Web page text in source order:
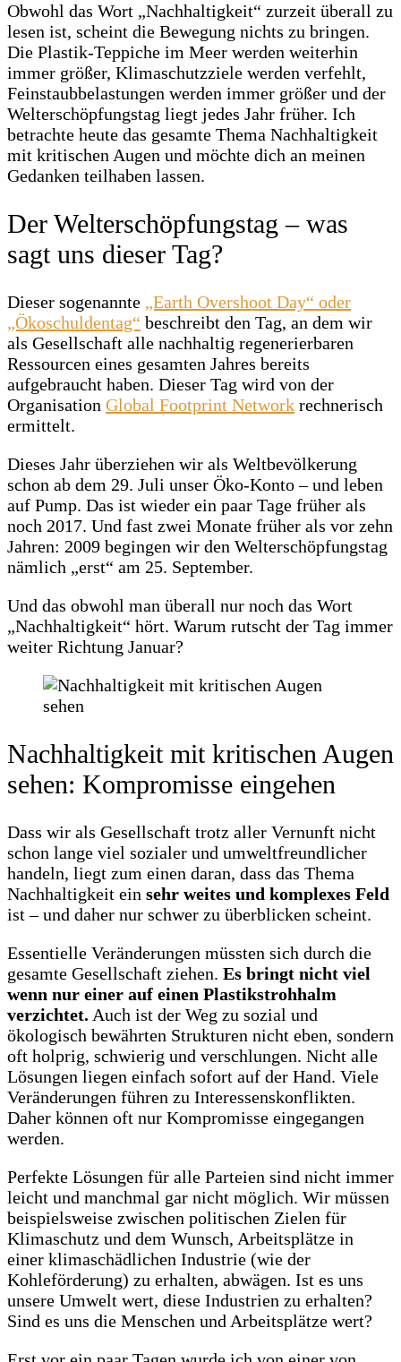
Obwohl das Wort „Nachhaltigkeit“ zurzeit überall zu
lesen ist, scheint die Bewegung nichts zu bringen.
Die Plastik-Teppiche im Meer werden weiterhin
immer größer, Klimaschutzziele werden verfehlt,
Feinstaubbelastungen werden immer größer und der
Welterschöpfungstag liegt jedes Jahr früher. Ich
betrachte heute das gesamte Thema Nachhaltigkeit
mit kritischen Augen und möchte dich an meinen
Gedanken teilhaben lassen.
Der Welterschöpfungstag – was
sagt uns dieser Tag?
Dieser sogenannte „Earth Overshoot Day“ oder
„Ökoschuldentag“ beschreibt den Tag, an dem wir
als Gesellschaft alle nachhaltig regenerierbaren
Ressourcen eines gesamten Jahres bereits
aufgebraucht haben. Dieser Tag wird von der
Organisation Global Footprint Network rechnerisch
ermittelt.
Dieses Jahr überziehen wir als Weltbevölkerung
schon ab dem 29. Juli unser Öko-Konto – und leben
auf Pump. Das ist wieder ein paar Tage früher als
noch 2017. Und fast zwei Monate früher als vor zehn
Jahren: 2009 begingen wir den Welterschöpfungstag
nämlich „erst“ am 25. September.
Und das obwohl man überall nur noch das Wort
„Nachhaltigkeit“ hört. Warum rutscht der Tag immer
weiter Richtung Januar?
Nachhaltigkeit mit kritischen Augen
sehen: Kompromisse eingehen
Dass wir als Gesellschaft trotz aller Vernunft nicht
schon lange viel sozialer und umweltfreundlicher
handeln, liegt zum einen daran, dass das Thema
Nachhaltigkeit ein sehr weites und komplexes Feld
ist – und daher nur schwer zu überblicken scheint.
Essentielle Veränderungen müssten sich durch die
gesamte Gesellschaft ziehen. Es bringt nicht viel
wenn nur einer auf einen Plastikstrohhalm
verzichtet. Auch ist der Weg zu sozial und
ökologisch bewährten Strukturen nicht eben, sondern
oft holprig, schwierig und verschlungen. Nicht alle
Lösungen liegen einfach sofort auf der Hand. Viele
Veränderungen führen zu Interessenskonflikten.
Daher können oft nur Kompromisse eingegangen
werden.
Perfekte Lösungen für alle Parteien sind nicht immer
leicht und manchmal gar nicht möglich. Wir müssen
beispielsweise zwischen politischen Zielen für
Klimaschutz und dem Wunsch, Arbeitsplätze in
einer klimaschädlichen Industrie (wie der
Kohleförderung) zu erhalten, abwägen. Ist es uns
unsere Umwelt wert, diese Industrien zu erhalten?
Sind es uns die Menschen und Arbeitsplätze wert?